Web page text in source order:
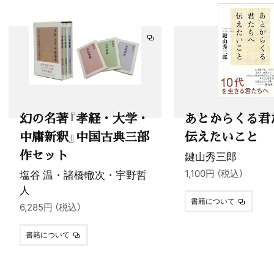
幻の名著『孝経・大学・
中庸新釈』中国古典三部
作セット
塩谷 温・諸橋轍次・宇野哲
人
6,285円 （税込）
書籍について
あとからくる
伝えたいこと
鍵山秀三郎
1,100円 （税込）
書籍について